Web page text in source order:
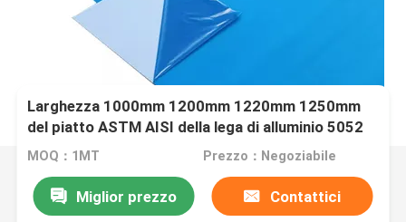
Larghezza 1000mm 1200mm 1220mm 1250mm
del piatto ASTM AISI della lega di alluminio 5052
MOQ：1MT Prezzo：Negoziabile
Miglior prezzo Contattici